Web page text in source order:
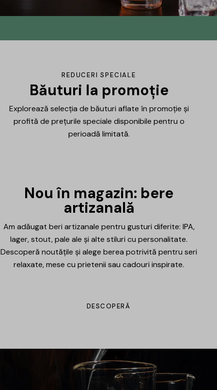
DrinksHub
mulțumire ți-am pregătit un mic cadou.
Află mai multe
REDUCERI SPECIALE
Băuturi la promoție
Explorează selecția de băuturi aflate în promoție și
profită de prețurile speciale disponibile pentru o
perioadă limitată.
Nou în magazin: bere
artizanală
Am adăugat beri artizanale pentru gusturi diferite: IPA,
lager, stout, pale ale și alte stiluri cu personalitate.
Descoperă noutățile și alege berea potrivită pentru seri
relaxate, mese cu prietenii sau cadouri inspirate.
DESCOPERĂ